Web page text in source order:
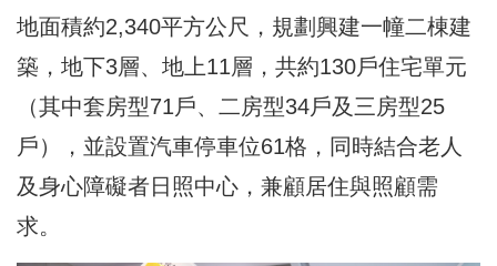
地面積約2,340平方公尺，規劃興建一幢二棟建
築，地下3層、地上11層，共約130戶住宅單元
（其中套房型71戶、二房型34戶及三房型25
戶），並設置汽車停車位61格，同時結合老人
及身心障礙者日照中心，兼顧居住與照顧需
求。